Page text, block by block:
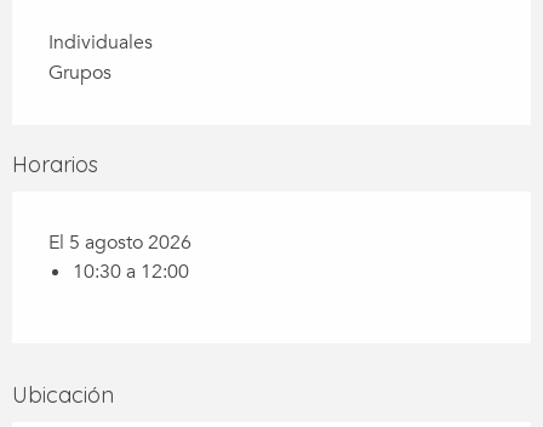
Individuales
Grupos
Horarios
El 5 agosto 2026
10:30 a 12:00
Ubicación